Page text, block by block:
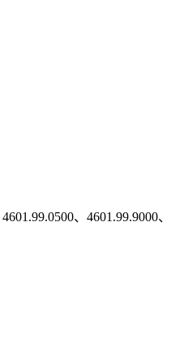
、4601.99.9000、